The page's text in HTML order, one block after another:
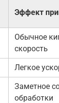
Эффект
Обычное
скорость
Легкое
Заметное
обработки